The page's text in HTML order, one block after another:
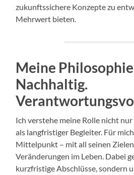
zukunftssichere Konzepte zu
Mehrwert bieten.
Meine
Nachhaltig.
Ich verstehe meine Rolle nicht
als langfristiger Begleiter. Für
Mittelpunkt – mit all seinen
Veränderungen im Leben. Dabei
kurzfristige Abschlüsse, sondern